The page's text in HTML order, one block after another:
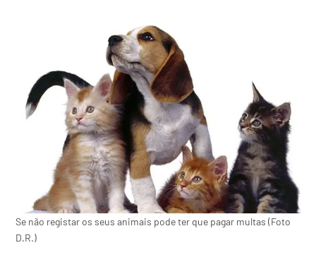
Se não registar os seus animais pode ter que pagar multas (Foto
D.R.)